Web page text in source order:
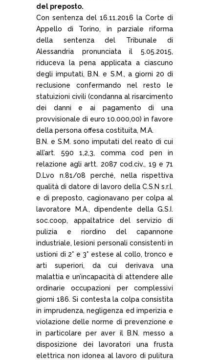
del preposto.
Con sentenza del 16.11.2016 la Corte di
Appello di Torino, in parziale riforma
della sentenza del Tribunale di
Alessandria pronunciata il 5.05.2015,
riduceva la pena applicata a ciascuno
degli imputati, B.N. e S.M., a giorni 20 di
reclusione confermando nel resto le
statuizioni civili (condanna al risarcimento
dei danni e ai pagamento di una
provvisionale di euro 10.000,00) in favore
della persona offesa costituita, M.A.
B.N. e S.M. sono imputati del reato di cui
all’art. 590 1,2,3, comma cod pen in
relazione agli artt. 2087 cod.civ., 19 e 71
D.Lvo n.81/08 perché, nella rispettiva
qualità di datore di lavoro della C.S.N s.r.l.
e di preposto, cagionavano per colpa al
lavoratore M.A., dipendente della G.S.I.
soc.coop, appaltatrice del servizio di
pulizia e riordino del capannone
industriale, lesioni personali consistenti in
ustioni di 2° e 3° estese al collo, tronco e
arti superiori, da cui derivava una
malattia e un’incapacità di attendere alle
ordinarie occupazioni per complessivi
giorni 186. Si contesta la colpa consistita
in imprudenza, negligenza ed imperizia e
violazione delle norme di prevenzione e
in particolare per aver il B.N. messo a
disposizione dei lavoratori una frusta
elettrica non idonea al lavoro di pulitura